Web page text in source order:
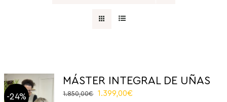
-24%
MÁSTER INTEGRAL DE UÑAS
1.850,00€
Original
1.399,00€